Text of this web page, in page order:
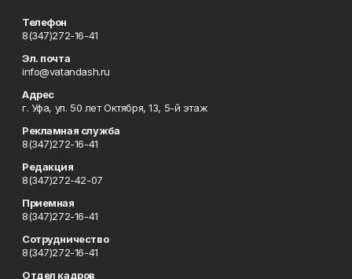
Телефон
8(347)272-16-41
Эл. почта
info@vatandash.ru
Адрес
г. Уфа, ул. 50 лет Октября, 13, 5-й этаж
Рекламная служба
8(347)272-16-41
Редакция
8(347)272-42-07
Приемная
8(347)272-16-41
Сотрудничество
8(347)272-16-41
Отдел кадров